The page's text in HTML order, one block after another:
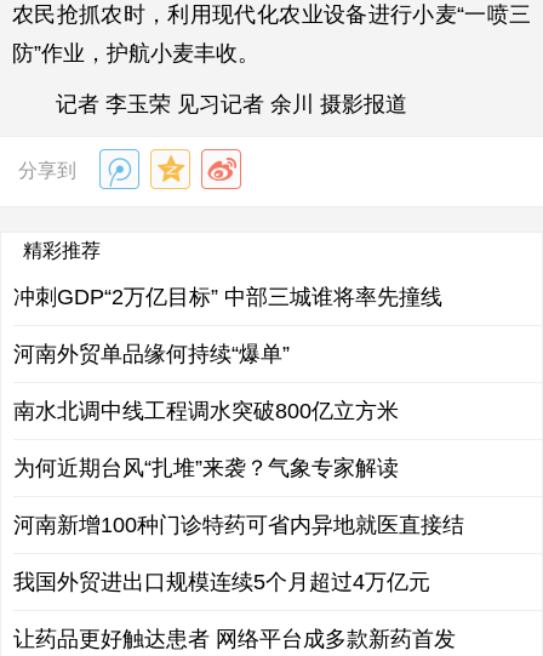
农民抢抓农时，利用现代化农业设备进行小麦“一喷三
防”作业，护航小麦丰收。
记者 李玉荣 见习记者 余川 摄影报道
分享到
精彩推荐
冲刺GDP“2万亿目标” 中部三城谁将率先撞线
河南外贸单品缘何持续“爆单”
南水北调中线工程调水突破800亿立方米
为何近期台风“扎堆”来袭？气象专家解读
河南新增100种门诊特药可省内异地就医直接结
我国外贸进出口规模连续5个月超过4万亿元
让药品更好触达患者 网络平台成多款新药首发